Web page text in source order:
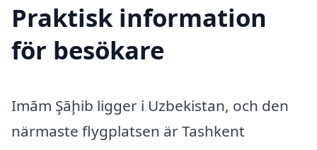
Praktisk information
för besökare
Imām Şāḩib ligger i Uzbekistan, och den
närmaste flygplatsen är Tashkent